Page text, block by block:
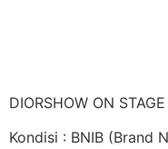
DIORSHOW ON
Kondisi : BNIB (Brand